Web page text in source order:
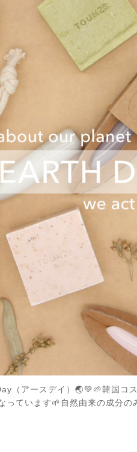
（アースデイ）🌏💚🌱韓国コ
ています🌱自然由来の成分の